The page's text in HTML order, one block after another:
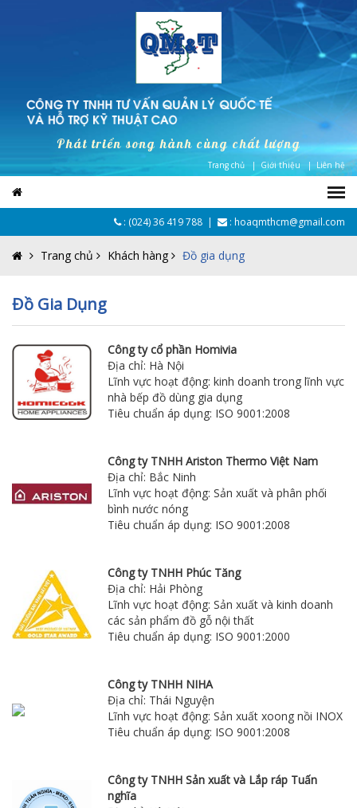
Phát triển song hành cùng chất lượng
Trang chủ | Giới thiệu | Liên hệ
: (024) 36 419 788 | : hoaqmthcm@gmail.com
Trang chủ Khách hàng Đồ gia dụng
Đồ Gia Dụng
Công ty cổ phần Homivia
Địa chỉ: Hà Nội
Lĩnh vực hoạt động: kinh doanh trong lĩnh vực
nhà bếp đồ dùng gia dụng
Tiêu chuẩn áp dụng: ISO 9001:2008
Công ty TNHH Ariston Thermo Việt Nam
Địa chỉ: Bắc Ninh
Lĩnh vực hoạt động: Sản xuất và phân phối
bình nước nóng
Tiêu chuẩn áp dụng: ISO 9001:2008
Công ty TNHH Phúc Tăng
Địa chỉ: Hải Phòng
Lĩnh vực hoạt động: Sản xuất và kinh doanh
các sản phẩm đồ gỗ nội thất
Tiêu chuẩn áp dụng: ISO 9001:2000
Công ty TNHH NIHA
Địa chỉ: Thái Nguyện
Lĩnh vực hoạt động: Sản xuất xoong nồi INOX
Tiêu chuẩn áp dụng: ISO 9001:2008
Công ty TNHH Sản xuất và Lắp ráp Tuấn
nghĩa